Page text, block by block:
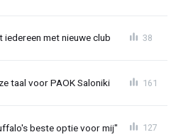
met nieuwe club 38
taal voor PAOK Saloniki 161
beste optie voor mij" 127